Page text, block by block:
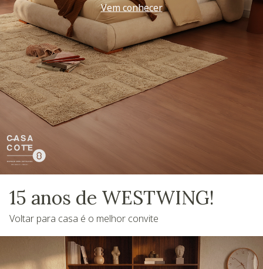
Vem conhecer
15 anos de WESTWING!
Voltar para casa é o melhor convite